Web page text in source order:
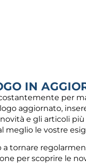
Chiesa, 2 - 21057 -
53 00
IN
per
aggiornato,
e gli articoli
meglio le vostre
a tornare
per scoprire le